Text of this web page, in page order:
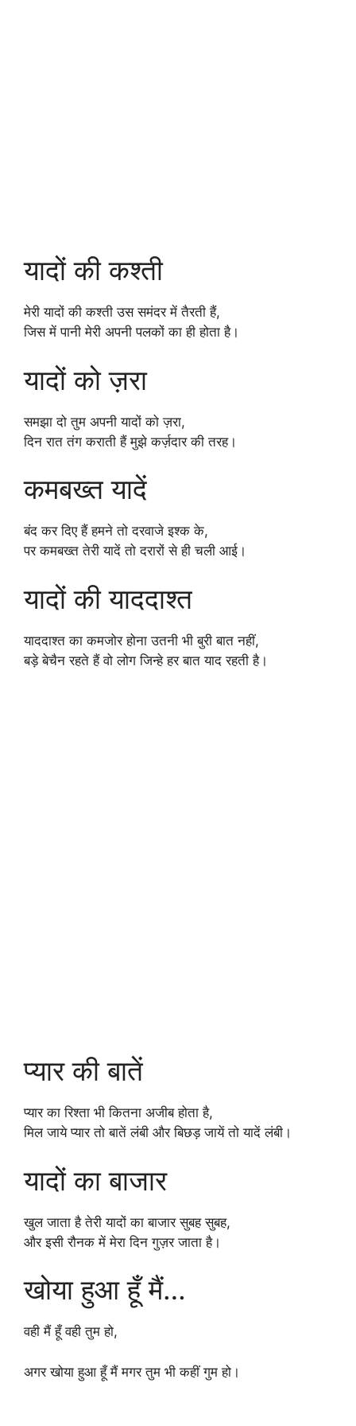
यादों की कश्ती
मेरी यादों की कश्ती उस समंदर में तैरती हैं,
जिस में पानी मेरी अपनी पलकों का ही होता है।
यादों को ज़रा
समझा दो तुम अपनी यादों को ज़रा,
दिन रात तंग कराती हैं मुझे कर्ज़दार की तरह।
कमबख्त यादें
बंद कर दिए हैं हमने तो दरवाजे इश्क के,
पर कमबख्त तेरी यादें तो दरारों से ही चली आई।
यादों की याददाश्त
याददाश्त का कमजोर होना उतनी भी बुरी बात नहीं,
बड़े बेचैन रहते हैं वो लोग जिन्हे हर बात याद रहती है।
प्यार की बातें
प्यार का रिश्ता भी कितना अजीब होता है,
मिल जाये प्यार तो बातें लंबी और बिछड़ जायें तो यादें लंबी।
यादों का बाजार
खुल जाता है तेरी यादों का बाजार सुबह सुबह,
और इसी रौनक में मेरा दिन गुज़र जाता है।
खोया हुआ हूँ मैं…
वही मैं हूँ वही तुम हो,
अगर खोया हुआ हूँ मैं मगर तुम भी कहीं गुम हो।